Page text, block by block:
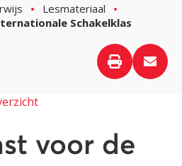
Lesmateriaal
Schakelklas
voor de